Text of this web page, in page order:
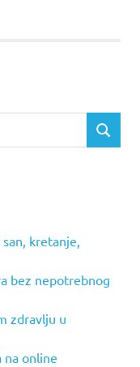
SEARCH
kretanje,
bez nepotrebnog
zdravlju u
na online